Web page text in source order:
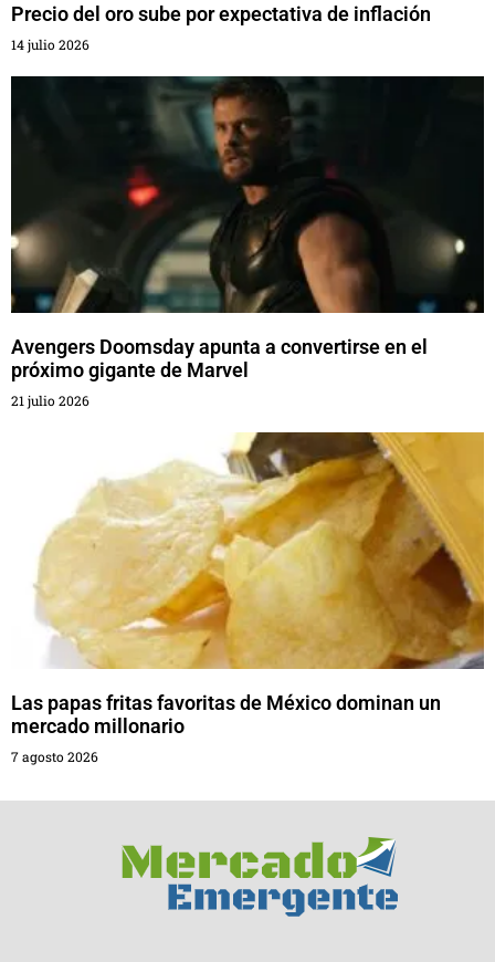
Precio del oro sube por expectativa de inflación
14 julio 2026
Avengers Doomsday apunta a convertirse en el
próximo gigante de Marvel
21 julio 2026
Las papas fritas favoritas de México dominan un
mercado millonario
7 agosto 2026